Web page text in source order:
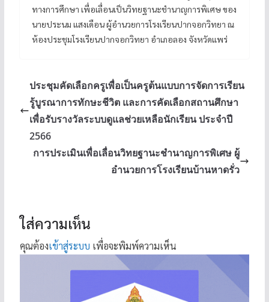
ทางการศึกษา เพื่อเลื่อนเป็นวิทยฐานะชำนาญการพิเศษ ของ
นายประนม แสงเดือน ผู้อำนวยการโรงเรียนปากจอกวิทยา ณ
ห้องประชุมโรงเรียนปากจอกวิทยา อำเภอลอง จังหวัดแพร่
ประชุมคัดเลือกครูเพื่อเป็นครูต้นแบบการจัดการเรียน
รู้บูรณาการทักษะชีวิต และการคัดเลือกสถานศึกษา
เพื่อรับรางวัลระบบดูแลช่วยเหลือนักเรียน ประจำปี
2566
การประเมินเพื่อเลื่อนวิทยฐานะชำนาญการพิเศษ ผู้
อำนวยการโรงเรียนบ้านหาดรั่ว
ใส่ความเห็น
คุณต้องเข้าสู่ระบบ เพื่อจะพิมพ์ความเห็น